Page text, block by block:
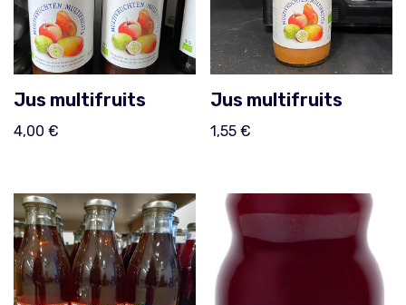
Jus multifruits
4,00 €
Jus multifruits
1,55€